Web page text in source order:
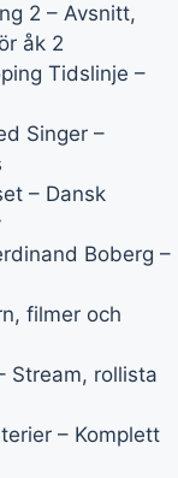
2 – Avsnitt,
åk 2
Tidslinje –
Singer –
– Dansk
Boberg –
filmer och
Stream, rollista
– Komplett